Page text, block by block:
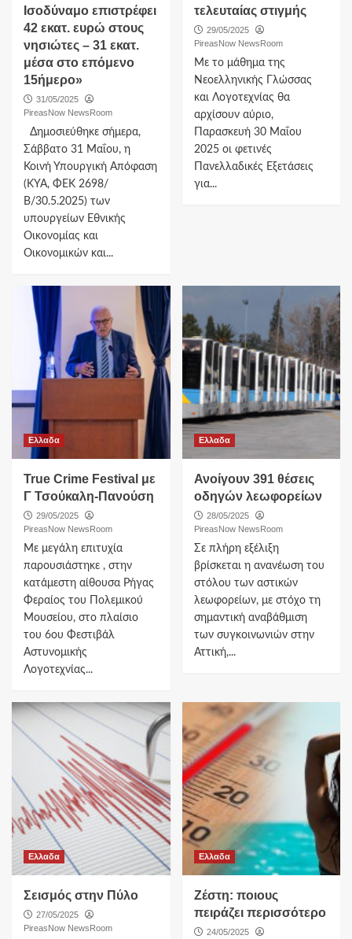
Ισοδύναμο επιστρέφει
42 εκατ. ευρώ στους
νησιώτες – 31 εκατ.
μέσα στο επόμενο
15ήμερο»
31/05/2025
PireasNow NewsRoom
Δημοσιεύθηκε σήμερα,
Σάββατο 31 Μαΐου, η
Κοινή Υπουργική Απόφαση
(ΚΥΑ, ΦΕΚ 2698/
Β/30.5.2025) των
υπουργείων Εθνικής
Οικονομίας και
Οικονομικών και...
τελευταίας στιγμής
29/05/2025
PireasNow NewsRoom
Με το μάθημα της
Νεοελληνικής Γλώσσας
και Λογοτεχνίας θα
αρχίσουν αύριο,
Παρασκευή 30 Μαΐου
2025 οι φετινές
Πανελλαδικές Εξετάσεις
για...
Ελλαδα
True Crime Festival με
Γ Τσούκαλη-Πανούση
29/05/2025
PireasNow NewsRoom
Με μεγάλη επιτυχία
παρουσιάστηκε , στην
κατάμεστη αίθουσα Ρήγας
Φεραίος του Πολεμικού
Μουσείου, στο πλαίσιο
του 6ου Φεστιβάλ
Αστυνομικής
Λογοτεχνίας...
Ελλαδα
Ανοίγουν 391 θέσεις
οδηγών λεωφορείων
28/05/2025
PireasNow NewsRoom
Σε πλήρη εξέλιξη
βρίσκεται η ανανέωση του
στόλου των αστικών
λεωφορείων, με στόχο τη
σημαντική αναβάθμιση
των συγκοινωνιών στην
Αττική,...
Ελλαδα
Σεισμός στην Πύλο
27/05/2025
PireasNow NewsRoom
Ελλαδα
Ζέστη: ποιους
πειράζει περισσότερο
24/05/2025